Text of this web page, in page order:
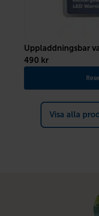
Uppladdningsbar
490 kr
Visa alla